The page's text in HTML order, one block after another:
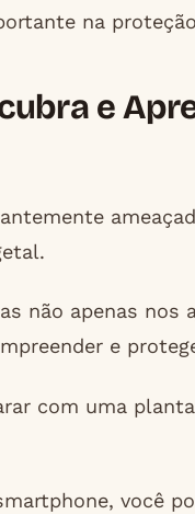
na
e
não apenas nos
e
com uma
você